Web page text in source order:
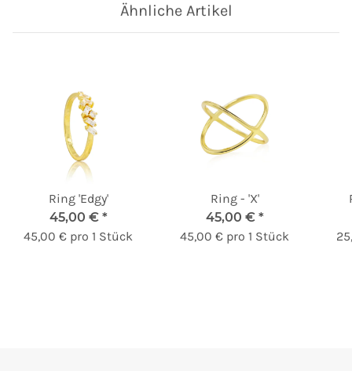
Ähnliche Artikel
Ring 'Edgy'
45,00 € *
45,00 € pro 1 Stück
Ring - 'X'
45,00 € *
45,00 € pro 1 Stück